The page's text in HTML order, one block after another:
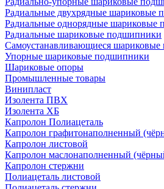
Радиальные двухрядные шариковые
Радиальные однорядные шариковые
Радиальные шариковые подшипники
Самоустанавливающиеся
Упорные шариковые подшипники
Шариковые опоры
Промышленные товары
Винипласт
Изолента ПВХ
Изолента ХБ
Капролон Полиацеталь
Капролон графитонаполненный
Капролон листовой
Капролон маслонаполненный
Капролон стержни
Полиацеталь листовой